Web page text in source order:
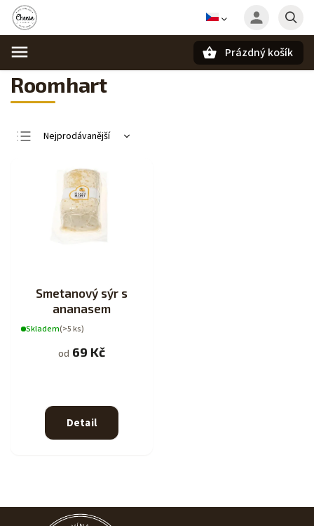
Hledat
Prázdný košík
Roomhart
Nejprodávanější
Nejdražší
Abecedně
Smetanový sýr s
ananasem
Skladem(>5 ks)
od 69 Kč
Detail